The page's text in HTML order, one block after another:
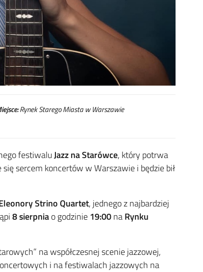
Rynek Starego Miasta w Warszawie
festiwaluJazz na Starówce, który potrwa
sercem koncertów w Warszawie i będzie bił
Strino Quartet, jednego z najbardziej
8 sierpniao godzinie19:00naRynku
na współczesnej scenie jazzowej,
i na festiwalach jazzowych na